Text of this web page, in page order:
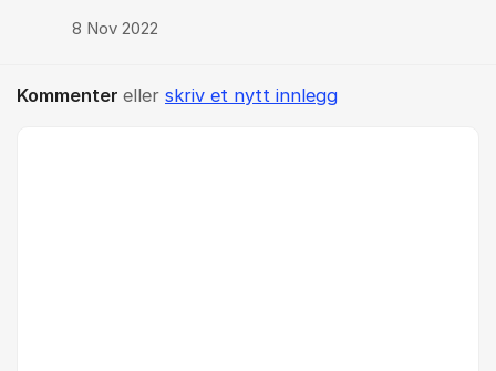
8 Nov 2022
Kommenter eller skriv et nytt innlegg